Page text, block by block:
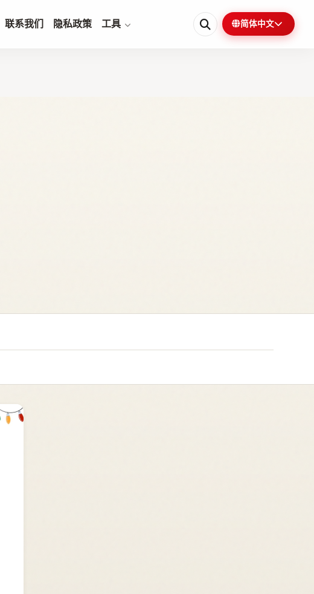
联系我们 隐私政策 工具 简体中文